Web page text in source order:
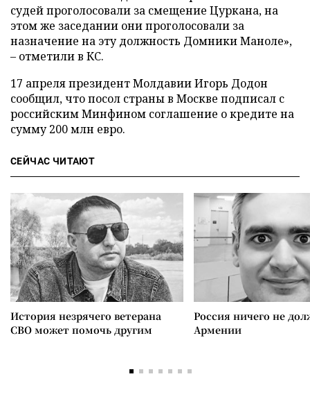
судей проголосовали за смещение Цуркана, на
этом же заседании они проголосовали за
назначение на эту должность Домники Маноле»,
– отметили в КС.
17 апреля президент Молдавии Игорь Додон
сообщил, что посол страны в Москве подписал с
российским Минфином соглашение о кредите на
сумму 200 млн евро.
СЕЙЧАС ЧИТАЮТ
История незрячего ветерана
СВО может помочь другим
Россия ничего не
Армении